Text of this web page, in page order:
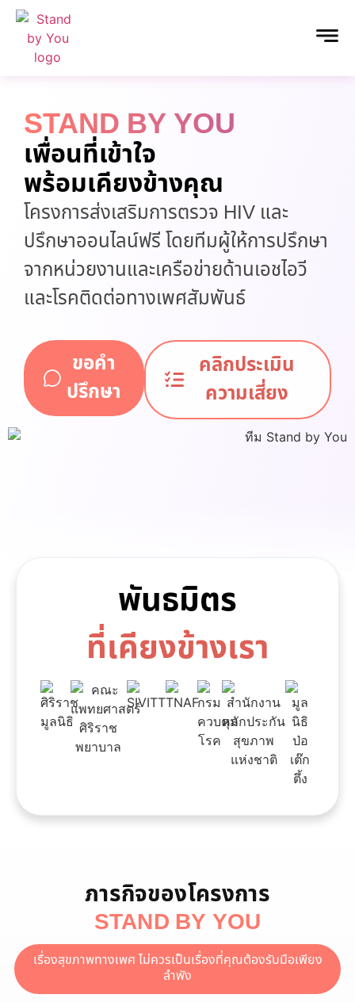
STAND BY YOU
เพื่อนที่เข้าใจ
พร้อมเคียงข้างคุณ
โครงการส่งเสริมการตรวจ HIV และ
ปรึกษาออนไลน์ฟรี โดยทีมผู้ให้การปรึกษา
จากหน่วยงานและเครือข่ายด้านเอชไอวี
และโรคติดต่อทางเพศสัมพันธ์
ขอคำ
ปรึกษา
คลิกประเมิน
ความเสี่ยง
พันธมิตร
ที่เคียงข้างเรา
ภารกิจของโครงการ
STAND BY YOU
เรื่องสุขภาพทางเพศ ไม่ควรเป็นเรื่องที่คุณต้องรับมือเพียง
ลำพัง